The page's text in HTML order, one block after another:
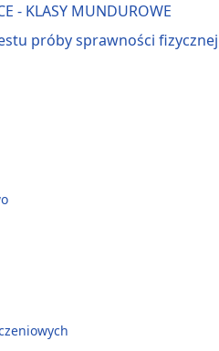
- KLASY MUNDUROWE
próby sprawności fizycznej